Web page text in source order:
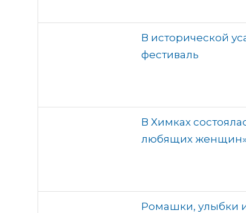
В исторической
фестиваль
В Химках
любящих женщин»
Ромашки, улыбки